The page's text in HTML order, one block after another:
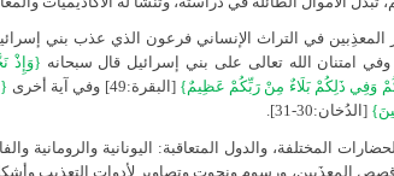
في التراث الإنساني فرعون الذي عذب بني
وفي امتنان الله تعالى على بني إسرائيل قال سبحانه {وَإِذْ
وَفِي ذَلِكُمْ بَلَاءٌ مِنْ رَبِّكُمْ عَظِيمٌ} [البقرة:49] وفي آية أخرى
[الدُخان:30-31].
المختلفة، والدول المتعاقبة: اليونانية والرومانية
المعذَبين، ورسوم ونحوت وتصاوير لأدوات التعذيب